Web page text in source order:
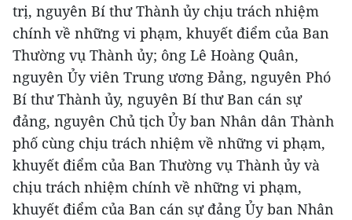
trị, nguyên Bí thư Thành ủy chịu trách nhiệm
chính về những vi phạm, khuyết điểm của Ban
Thường vụ Thành ủy; ông Lê Hoàng Quân,
nguyên Ủy viên Trung ương Đảng, nguyên Phó
Bí thư Thành ủy, nguyên Bí thư Ban cán sự
đảng, nguyên Chủ tịch Ủy ban Nhân dân Thành
phố cùng chịu trách nhiệm về những vi phạm,
khuyết điểm của Ban Thường vụ Thành ủy và
chịu trách nhiệm chính về những vi phạm,
khuyết điểm của Ban cán sự đảng Ủy ban Nhân